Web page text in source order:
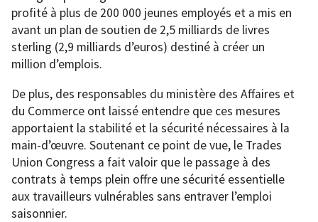
profité à plus de 200 000 jeunes employés et a mis en
avant un plan de soutien de 2,5 milliards de livres
sterling (2,9 milliards d’euros) destiné à créer un
million d’emplois.
De plus, des responsables du ministère des Affaires et
du Commerce ont laissé entendre que ces mesures
apportaient la stabilité et la sécurité nécessaires à la
main-d’œuvre. Soutenant ce point de vue, le Trades
Union Congress a fait valoir que le passage à des
contrats à temps plein offre une sécurité essentielle
aux travailleurs vulnérables sans entraver l’emploi
saisonnier.